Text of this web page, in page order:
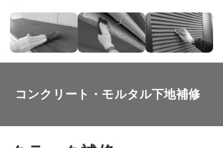
コンクリート・モルタル下地補修